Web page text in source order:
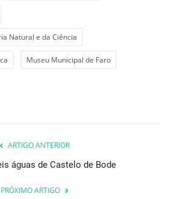
Natural e da Ciência
Museu Municipal de Faro
ARTIGO ANTERIOR
águas de Castelo de Bode
PRÓXIMO ARTIGO